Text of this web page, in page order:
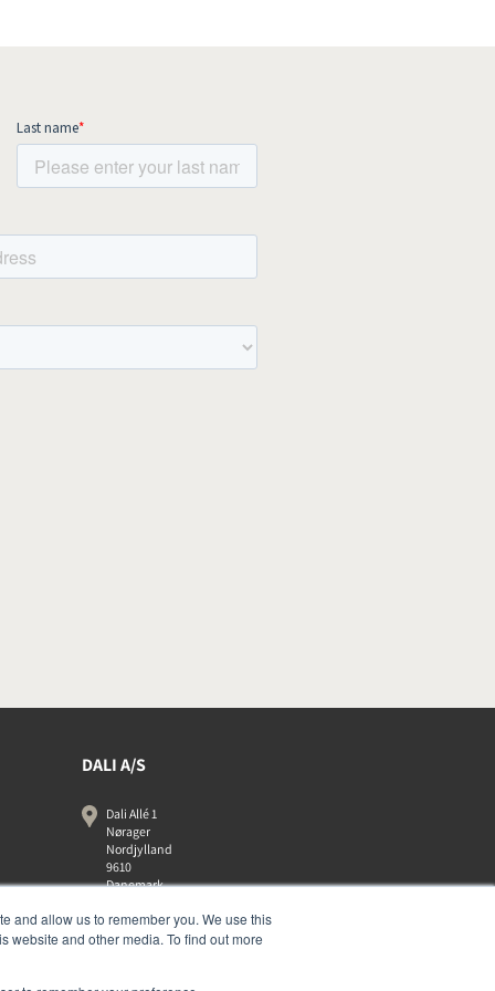
and allow us to remember you. We use this
website and other media. To find out more
DALI A/S
Dali Allé 1
Nørager
Nordjylland
9610
Danemark
+45 9672 1155